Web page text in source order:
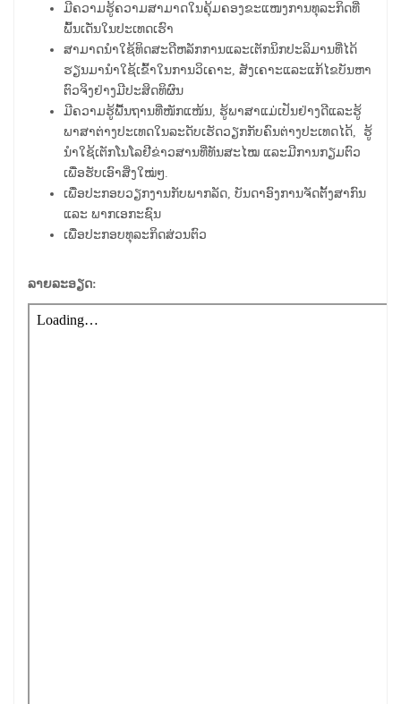
ມີຄວາມຮູ້ຄວາມສາມາດໃນຄຸ້ມຄອງຂະແໜງການທຸລະກິດທີ່
ພົ້ນເດັ່ນໃນປະເທດເຮົາ
ສາມາດນຳໃຊ້ທິດສະດີຫລັກການແລະເຕັກນິກປະລິມານທີ່ໄດ້
ຮຽນມານຳໃຊ້ເຂົ້າໃນການວິເຄາະ, ສັງເຄາະແລະແກ້ໄຂບັນຫາ
ຕົວຈິງຢ່າງມີປະສິດທິຜົນ
ມີຄວາມຮູ້ພື້ນຖານທີ່ໜັກແໜ້ນ, ຮູ້ພາສາແມ່ເປັນຢ່າງດີແລະຮູ້
ພາສາຕ່າງປະເທດໃນລະດັບເຮັດວຽກກັບຄົນຕ່າງປະເທດໄດ້, ຮູ້
ນຳໃຊ້ເຕັກໂນໂລຢີຂ່າວສານທີ່ທັນສະໄໝ ແລະມີການກຽມຕົວ
ເພື່ອຮັບເອົາສິ່ງໃໝ່ໆ.
ເພື່ອປະກອບວຽກງານກັບພາກລັດ, ບັນດາອົງການຈັດຕັ້ງສາກົນ
ແລະ ພາກເອກະຊົນ
ເພື່ອປະກອບທຸລະກິດສ່ວນຕົວ
ລາຍລະອຽດ: